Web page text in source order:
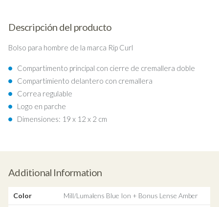
Descripción del producto
Bolso para hombre de la marca Rip Curl
Compartimento principal con cierre de cremallera doble
Compartimiento delantero con cremallera
Correa regulable
Logo en parche
Dimensiones: 19 x 12 x 2 cm
Additional Information
Color Mill/Lumalens Blue Ion + Bonus Lense Amber